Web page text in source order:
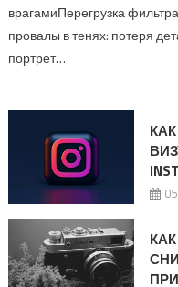
врагамиПерегрузка
провалы в тенях: потеря
портрет…